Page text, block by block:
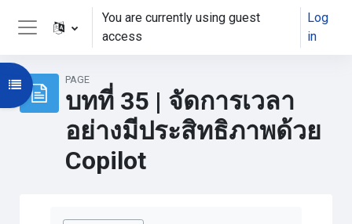
Skip to main content
Side panel
You are currently using guest
access
Log
in
PAGE
บทที่ 35 | จัดการเวลา
อย่างมีประสิทธิภาพด้วย
Copilot
Open course index